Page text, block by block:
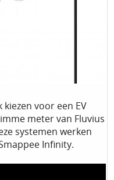
voor een EV
meter van Fluvius
systemen werken
Infinity.